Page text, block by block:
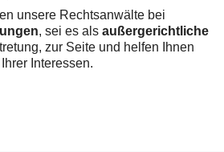
unsere Rechtsanwälte bei
, sei es als außergerichtliche
zur Seite und helfen Ihnen
Interessen.